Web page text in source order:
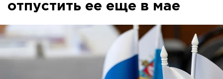
отпустить ее еще в мае